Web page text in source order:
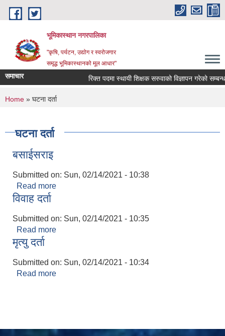
Skip to main content
भूमिकास्थान नगरपालिका
"कृषि, पर्यटन, उद्योग र स्वरोजगार
समृद्ध भूमिकास्थानको मूल आधार"
समाचार रिक्त पदमा स्थायी शिक्षक सरुवाको विज्ञापन गरेको
You are here
Home » घटना दर्ता
घटना दर्ता
बसाईसराइ
Submitted on: Sun, 02/14/2021 - 10:38
Read more
विवाह दर्ता
Submitted on: Sun, 02/14/2021 - 10:35
Read more
मृत्यु दर्ता
Submitted on: Sun, 02/14/2021 - 10:34
Read more